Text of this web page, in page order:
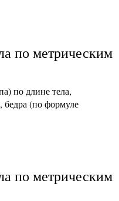
по метрическим
по длине тела,
бедра (по формуле
по метрическим